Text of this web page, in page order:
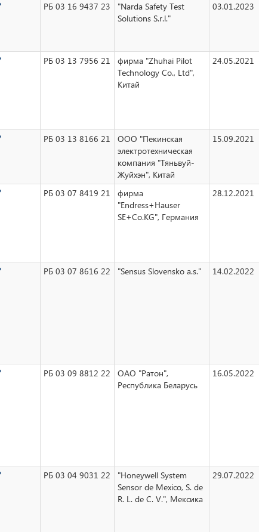
РБ 03 16 9437 23
"Narda Safety Test
Solutions S.r.l."
03.01.2023
РБ 03 13 7956 21
фирма "Zhuhai Pilot
Technology Co., Ltd",
Китай
24.05.2021
РБ 03 13 8166 21
ООО "Пекинская
электротехническая
компания "Тяньвуй-
Жуйхэн", Китай
15.09.2021
РБ 03 07 8419 21
фирма
"Endress+Hauser
SE+Co.KG", Германия
28.12.2021
РБ 03 07 8616 22 "Sensus Slovensko a.s." 14.02.2022
РБ 03 09 8812 22
ОАО "Ратон",
Республика Беларусь
16.05.2022
РБ 03 04 9031 22
"Honeywell System
Sensor de Mexico, S. de
R. L. de С. V.", Мексика
29.07.2022